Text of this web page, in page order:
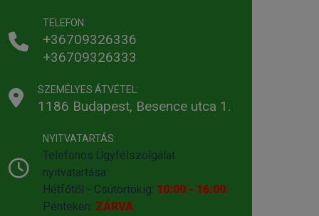
TELEFON:
+36709326336
+36709326333
SZEMÉLYES ÁTVÉTEL:
1186 Budapest, Besence utca 1.
NYITVATARTÁS:
Telefonos Ügyfélszolgálat
nyitvatartása:
Hétfőtől - Csütörtökig: 10:00 - 16:00
Pénteken: ZÁRVA